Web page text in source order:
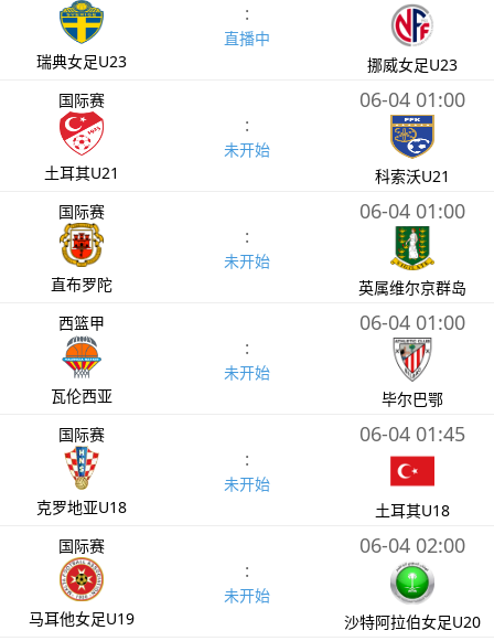
瑞典女足U23
:
直播中
挪威女足U23
国际赛
土耳其U21
:
未开始
06-04 01:00
科索沃U21
国际赛
直布罗陀
:
未开始
06-04 01:00
英属维尔京群岛
西篮甲
瓦伦西亚
:
未开始
06-04 01:00
毕尔巴鄂
国际赛
克罗地亚U18
:
未开始
06-04 01:45
土耳其U18
国际赛
马耳他女足U19
:
未开始
06-04 02:00
沙特阿拉伯女足U20